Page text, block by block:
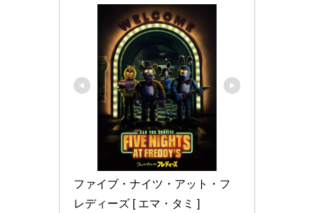
ファイブ・ナイツ・アット・フ
レディーズ [ エマ・タミ ]